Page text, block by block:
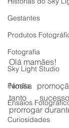
Gestantes
Produtos
Fotografia
Sky Light Studio
Família
Ensaios
Curiosidades
Olá mamães!
Nossa
tanto
prorrogar